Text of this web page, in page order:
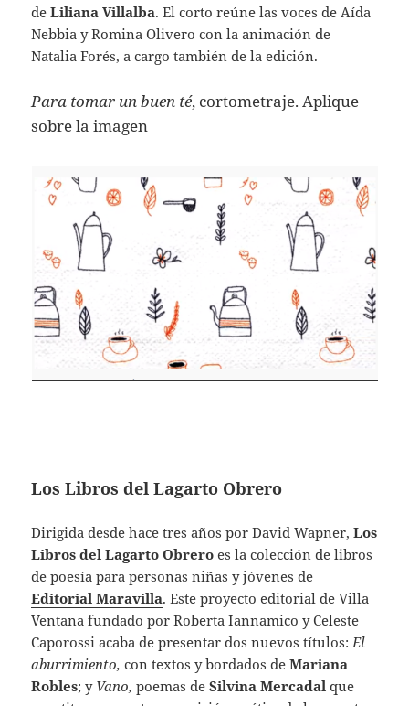
deLiliana Villalba. El corto reúne las voces de Aída
Nebbia y Romina Olivero con la animación de
Natalia Forés, a cargo también de la edición.
Para tomar un buen té, cortometraje. Aplique
sobre la imagen
Los Libros del Lagarto Obrero
Dirigida desde hace tres años por David Wapner,Los
Libros del Lagarto Obrero es la colección de libros
de poesía para personas niñas y jóvenes de
Editorial Maravilla. Este proyecto editorial de Villa
Ventana fundado por Roberta Iannamico y Celeste
Caporossi acaba de presentar dos nuevos títulos: El
aburrimiento, con textos y bordados deMariana
Robles; y Vano,poemas deSilvina Mercadal que